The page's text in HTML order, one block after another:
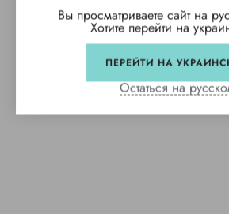
Вы просматриваете сайт на
Хотите перейти на
ПЕРЕЙТИ НА
Остаться на